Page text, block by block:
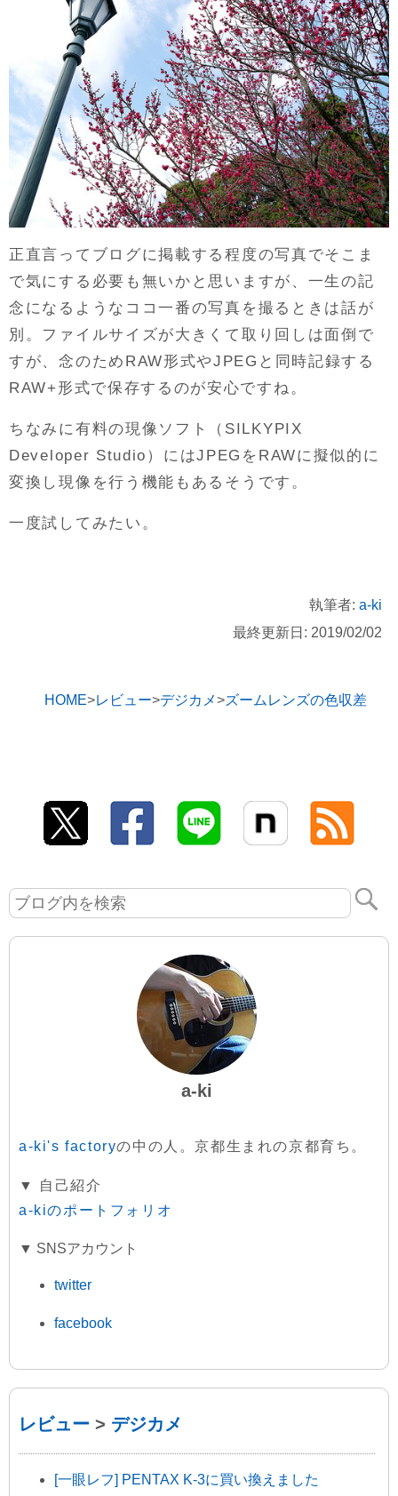
正直言ってブログに掲載する程度の写真でそこま
で気にする必要も無いかと思いますが、一生の記
念になるようなココ一番の写真を撮るときは話が
別。ファイルサイズが大きくて取り回しは面倒で
すが、念のためRAW形式やJPEGと同時記録する
RAW+形式で保存するのが安心ですね。
ちなみに有料の現像ソフト（SILKYPIX
Developer Studio）にはJPEGをRAWに擬似的に
変換し現像を行う機能もあるそうです。
一度試してみたい。
執筆者: a-ki
最終更新日: 2019/02/02
HOME レビュー デジカメ ズームレンズの色収差
a-ki
a-ki's factoryの中の人。京都生まれの京都育ち。
▼ 自己紹介
a-kiのポートフォリオ
▼ SNSアカウント
twitter
facebook
レビュー > デジカメ
[一眼レフ] PENTAX K-3に買い換えました